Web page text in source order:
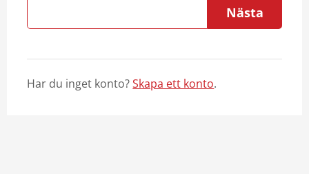
Nästa
Har du inget konto?Skapa ett konto.